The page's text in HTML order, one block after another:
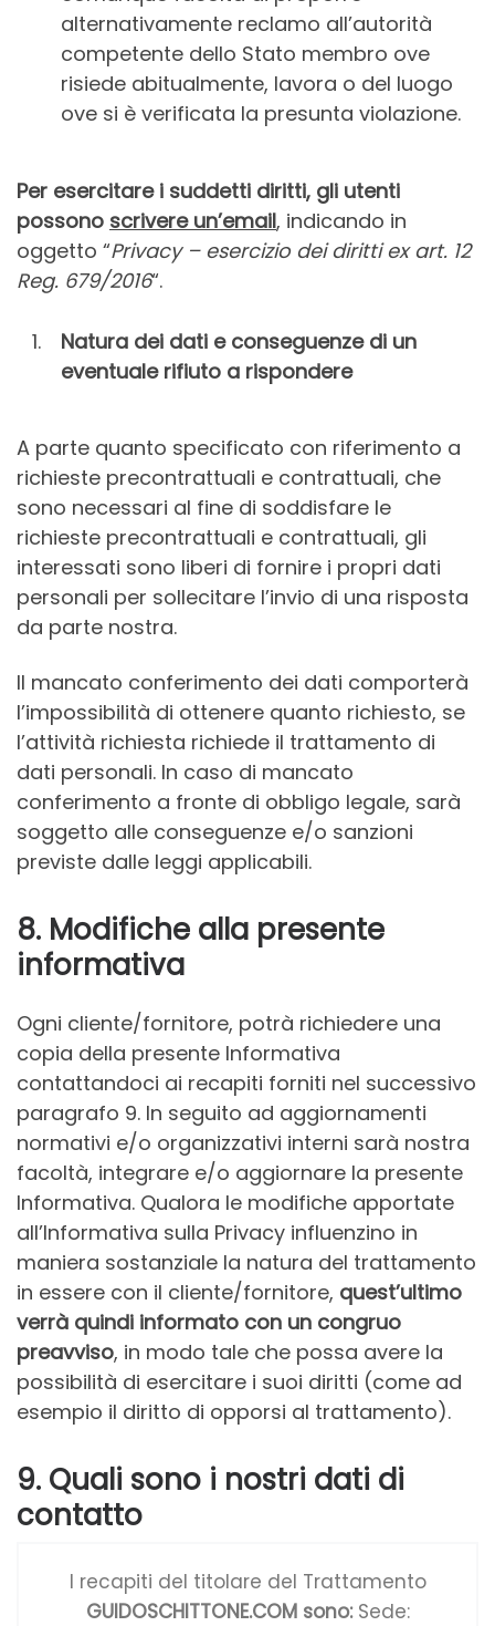
alternativamente reclamo all’autorità
competente dello Stato membro ove
risiede abitualmente, lavora o del luogo
ove si è verificata la presunta violazione.
Per esercitare i suddetti diritti, gli utenti
possono scrivere un’email, indicando in
oggetto “Privacy – esercizio dei diritti ex art. 12
Reg. 679/2016“.
Natura dei dati e conseguenze di un
eventuale rifiuto a rispondere
A parte quanto specificato con riferimento a
richieste precontrattuali e contrattuali, che
sono necessari al fine di soddisfare le
richieste precontrattuali e contrattuali, gli
interessati sono liberi di fornire i propri dati
personali per sollecitare l’invio di una risposta
da parte nostra.
Il mancato conferimento dei dati comporterà
l’impossibilità di ottenere quanto richiesto, se
l’attività richiesta richiede il trattamento di
dati personali. In caso di mancato
conferimento a fronte di obbligo legale, sarà
soggetto alle conseguenze e/o sanzioni
previste dalle leggi applicabili.
8. Modifiche alla presente
informativa
Ogni cliente/fornitore, potrà richiedere una
copia della presente Informativa
contattandoci ai recapiti forniti nel successivo
paragrafo 9. In seguito ad aggiornamenti
normativi e/o organizzativi interni sarà nostra
facoltà, integrare e/o aggiornare la presente
Informativa. Qualora le modifiche apportate
all’Informativa sulla Privacy influenzino in
maniera sostanziale la natura del trattamento
in essere con il cliente/fornitore, quest’ultimo
verrà quindi informato con un congruo
preavviso, in modo tale che possa avere la
possibilità di esercitare i suoi diritti (come ad
esempio il diritto di opporsi al trattamento).
9. Quali sono i nostri dati di
contatto
I recapiti del titolare del Trattamento
GUIDOSCHITTONE.COM sono:Sede: